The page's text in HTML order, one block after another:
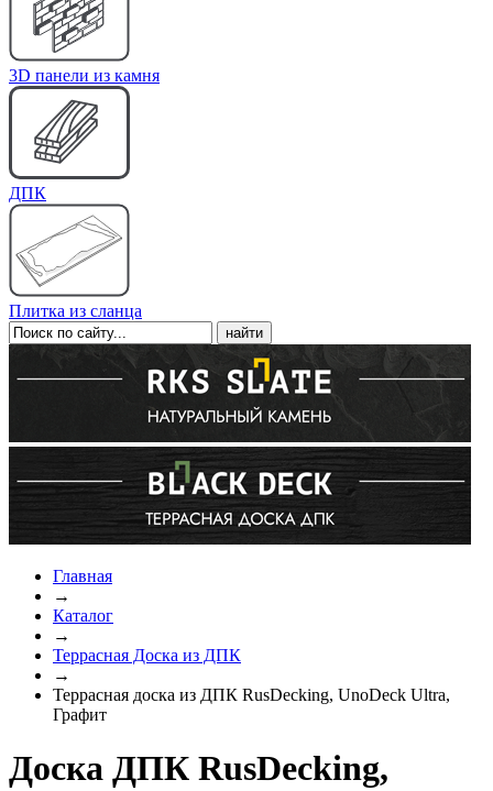
3D панели из камня
ДПК
Плитка из сланца
Главная
→
Каталог
→
Террасная Доска из ДПК
→
Террасная доска из ДПК RusDecking, UnoDeck Ultra,
Графит
Доска ДПК RusDecking,